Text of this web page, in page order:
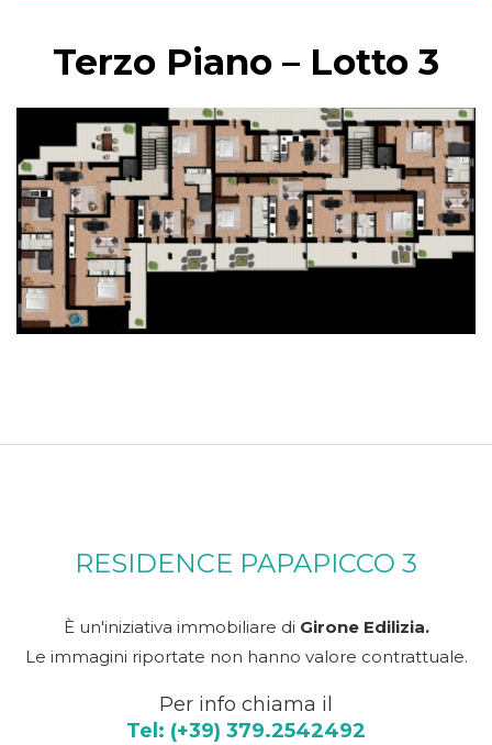
Terzo Piano – Lotto 3
RESIDENCE PAPAPICCO 3
È un'iniziativa immobiliare di Girone Edilizia.
Le immagini riportate non hanno valore contrattuale.
Per info chiama il
Tel: (+39) 379.2542492